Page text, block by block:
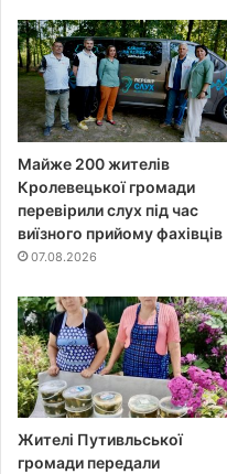
Майже 200 жителів
Кролевецької громади
перевірили слух під час
виїзного прийому фахівців
07.08.2026
Жителі Путивльської
громади передали